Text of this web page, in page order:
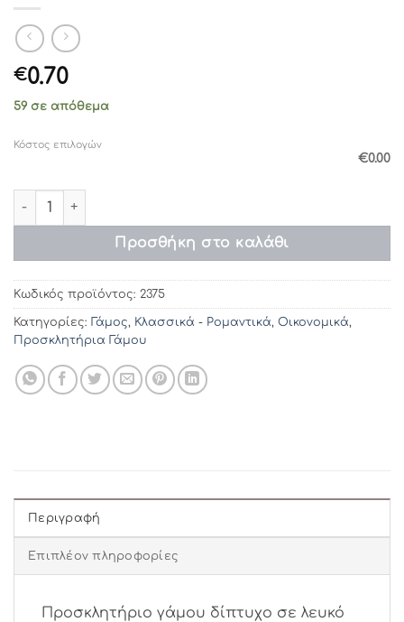
€0.70
59 σε απόθεμα
Κόστος επιλογών
€0.00
Προσκλητήρια γάμου 2375 / 204 (14χ14) ποσότητα
Προσθήκη στο καλάθι
Κωδικός προϊόντος: 2375
Κατηγορίες: Γάμος, Κλασσικά - Ρομαντικά, Οικονομικά,
Προσκλητήρια Γάμου
Περιγραφή
Επιπλέον πληροφορίες
Προσκλητήριο γάμου δίπτυχο σε λευκό